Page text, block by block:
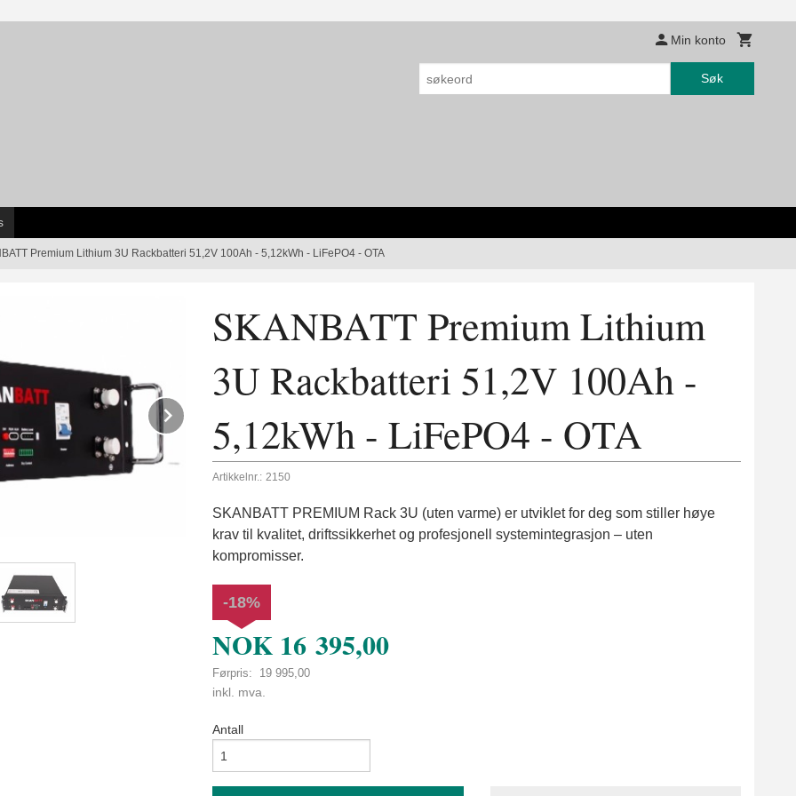
Min konto
Søk
Premium Lithium 3U Rackbatteri 51,2V 100Ah - 5,12kWh - LiFePO4 - OTA
SKANBATT Premium Lithium
3U Rackbatteri 51,2V 100Ah -
5,12kWh - LiFePO4 - OTA
Artikkelnr.: 2150
SKANBATT PREMIUM Rack 3U (uten varme) er utviklet for deg som stiller høye
krav til kvalitet, driftssikkerhet og profesjonell systemintegrasjon – uten
kompromisser.
NOK 16 395,00
Førpris: 19 995,00
Rabatt
-18%
inkl. mva.
Antall